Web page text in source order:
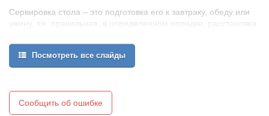
Сервировка стола – это подготовка его к завтраку, обеду или
ужину, т.е. правильная, в определенном порядке, расстановка
посуды, приборов, салфеток и т.д.
Посмотреть все слайды
Сообщить об ошибке